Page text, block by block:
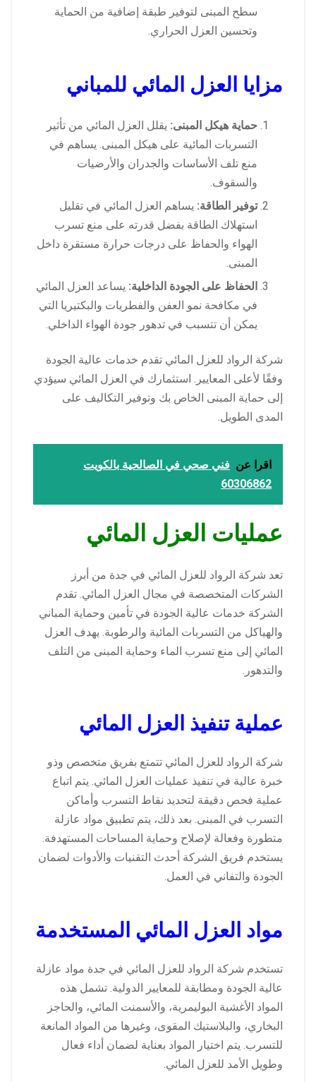
سطح المبنى لتوفير طبقة إضافية من الحماية
وتحسين العزل الحراري.
مزايا العزل المائي للمباني
حماية هيكل المبنى: يقلل العزل المائي من تأثير
التسربات المائية على هيكل المبنى. يساهم في
منع تلف الأساسات والجدران والأرضيات
والسقوف.
توفير الطاقة: يساهم العزل المائي في تقليل
استهلاك الطاقة بفضل قدرته على منع تسرب
الهواء والحفاظ على درجات حرارة مستقرة داخل
المبنى.
الحفاظ على الجودة الداخلية: يساعد العزل المائي
في مكافحة نمو العفن والفطريات والبكتيريا التي
يمكن أن تتسبب في تدهور جودة الهواء الداخلي.
شركة الرواد للعزل المائي تقدم خدمات عالية الجودة
وفقًا لأعلى المعايير. استثمارك في العزل المائي سيؤدي
إلى حماية المبنى الخاص بك وتوفير التكاليف على
المدى الطويل.
اقرا عن فني صحي في الصالحية بالكويت
60306862
عمليات العزل المائي
تعد شركة الرواد للعزل المائي في جدة من أبرز
الشركات المتخصصة في مجال العزل المائي. تقدم
الشركة خدمات عالية الجودة في تأمين وحماية المباني
والهياكل من التسربات المائية والرطوبة. يهدف العزل
المائي إلى منع تسرب الماء وحماية المبنى من التلف
والتدهور.
عملية تنفيذ العزل المائي
شركة الرواد للعزل المائي تتمتع بفريق متخصص وذو
خبرة عالية في تنفيذ عمليات العزل المائي. يتم اتباع
عملية فحص دقيقة لتحديد نقاط التسرب وأماكن
التسرب في المبنى. بعد ذلك، يتم تطبيق مواد عازلة
متطورة وفعالة لإصلاح وحماية المساحات المستهدفة.
يستخدم فريق الشركة أحدث التقنيات والأدوات لضمان
الجودة والتفاني في العمل.
مواد العزل المائي المستخدمة
تستخدم شركة الرواد للعزل المائي في جدة مواد عازلة
عالية الجودة ومطابقة للمعايير الدولية. تشمل هذه
المواد الأغشية البوليمرية، والأسمنت المائي، والحاجز
البخاري، والبلاستيك المقوى، وغيرها من المواد المانعة
للتسرب. يتم اختيار المواد بعناية لضمان أداء فعال
وطويل الأمد للعزل المائي.